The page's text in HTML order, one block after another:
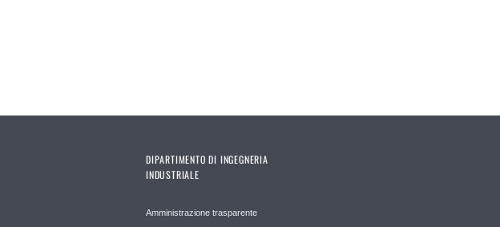
DIPARTIMENTO DI INGEGNERIA
INDUSTRIALE
Amministrazione trasparente